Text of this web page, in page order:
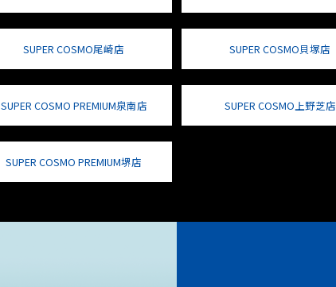
SUPER COSMO尾崎店 SUPER COSMO貝塚店
SUPER COSMO PREMIUM泉南店 SUPER COSMO上野芝店
SUPER COSMO PREMIUM堺店